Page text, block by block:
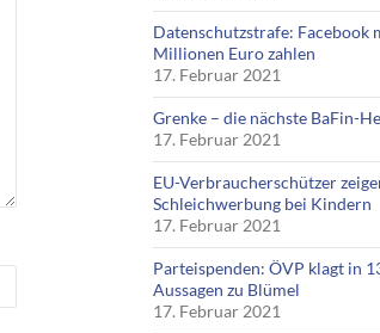
Datenschutzstrafe: Facebook
Millionen Euro zahlen
17. Februar 2021
Grenke – die nächste BaFin-
17. Februar 2021
EU-Verbraucherschützer
Schleichwerbung bei Kindern
17. Februar 2021
Parteispenden: ÖVP klagt in
Aussagen zu Blümel
17. Februar 2021